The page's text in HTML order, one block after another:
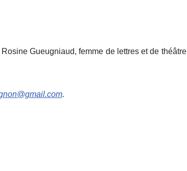
Rosine Gueugniaud, femme de lettres et de théâtre
.